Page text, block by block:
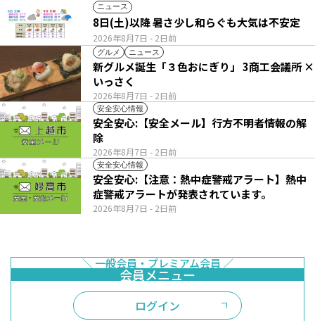
ニュース
2026年8月7日 - 2日前
8日(土)以降 暑さ少し和らぐも大気は不安定
グルメ ニュース
2026年8月7日 - 2日前
新グルメ誕生「３色おにぎり」 3商工会議所 ×
いっさく
安全安心情報
2026年8月7日 - 2日前
安全安心:【安全メール】行方不明者情報の解
除
安全安心情報
2026年8月7日 - 2日前
安全安心:【注意：熱中症警戒アラート】熱中
症警戒アラートが発表されています。
ログイン